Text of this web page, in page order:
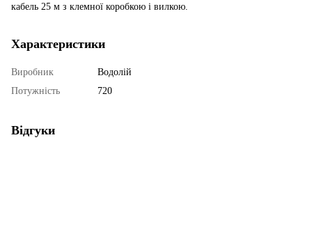
кабель 25 м з клемної коробкою і вилкою.
Характеристики
Виробник
Водолій
Потужність
720
Відгуки